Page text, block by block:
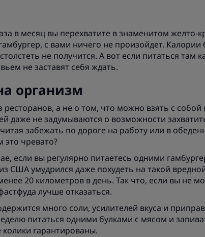
в месяц вы перехватите в знаменитом желто-
с вами ничего не произойдет. Калории
не получится. А вот если питаться там
не заставят себя ждать.
организм
а не о том, что можно взять с собой
даже не задумываются о возможности
забежать по дороге на работу или в
чревато?
если вы регулярно питаетесь одними
США умудрился даже похудеть на такой
20 километров в день. Так что, если вы не
лучше отказаться.
много соли, усилителей вкуса и
питаться одними булками с мясом и
гарантированы.